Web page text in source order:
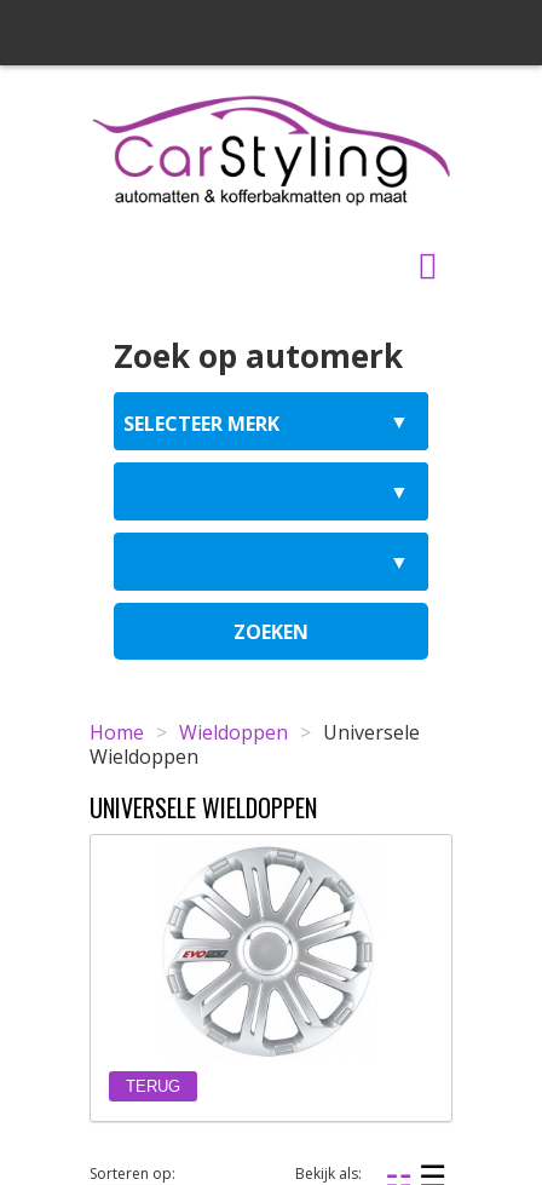
Zoek op automerk
ZOEKEN
Home > Wieldoppen > Universele
Wieldoppen
UNIVERSELE WIELDOPPEN
TERUG
Sorteren op: Bekijk als: